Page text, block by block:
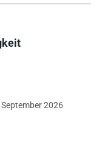
September 2026